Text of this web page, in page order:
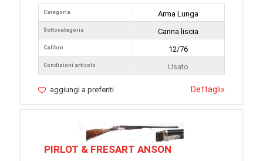
Categoria
Sottocategoria
Calibro
Condizioni articolo
Arma Lunga
Canna liscia
12/76
Usato
aggiungi a preferiti Dettagli»
PIRLOT & FRESART ANSON